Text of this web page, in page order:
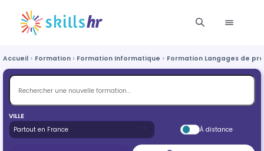
Accueil Formation Formation Informatique Formation Langages de
VILLE
À distance